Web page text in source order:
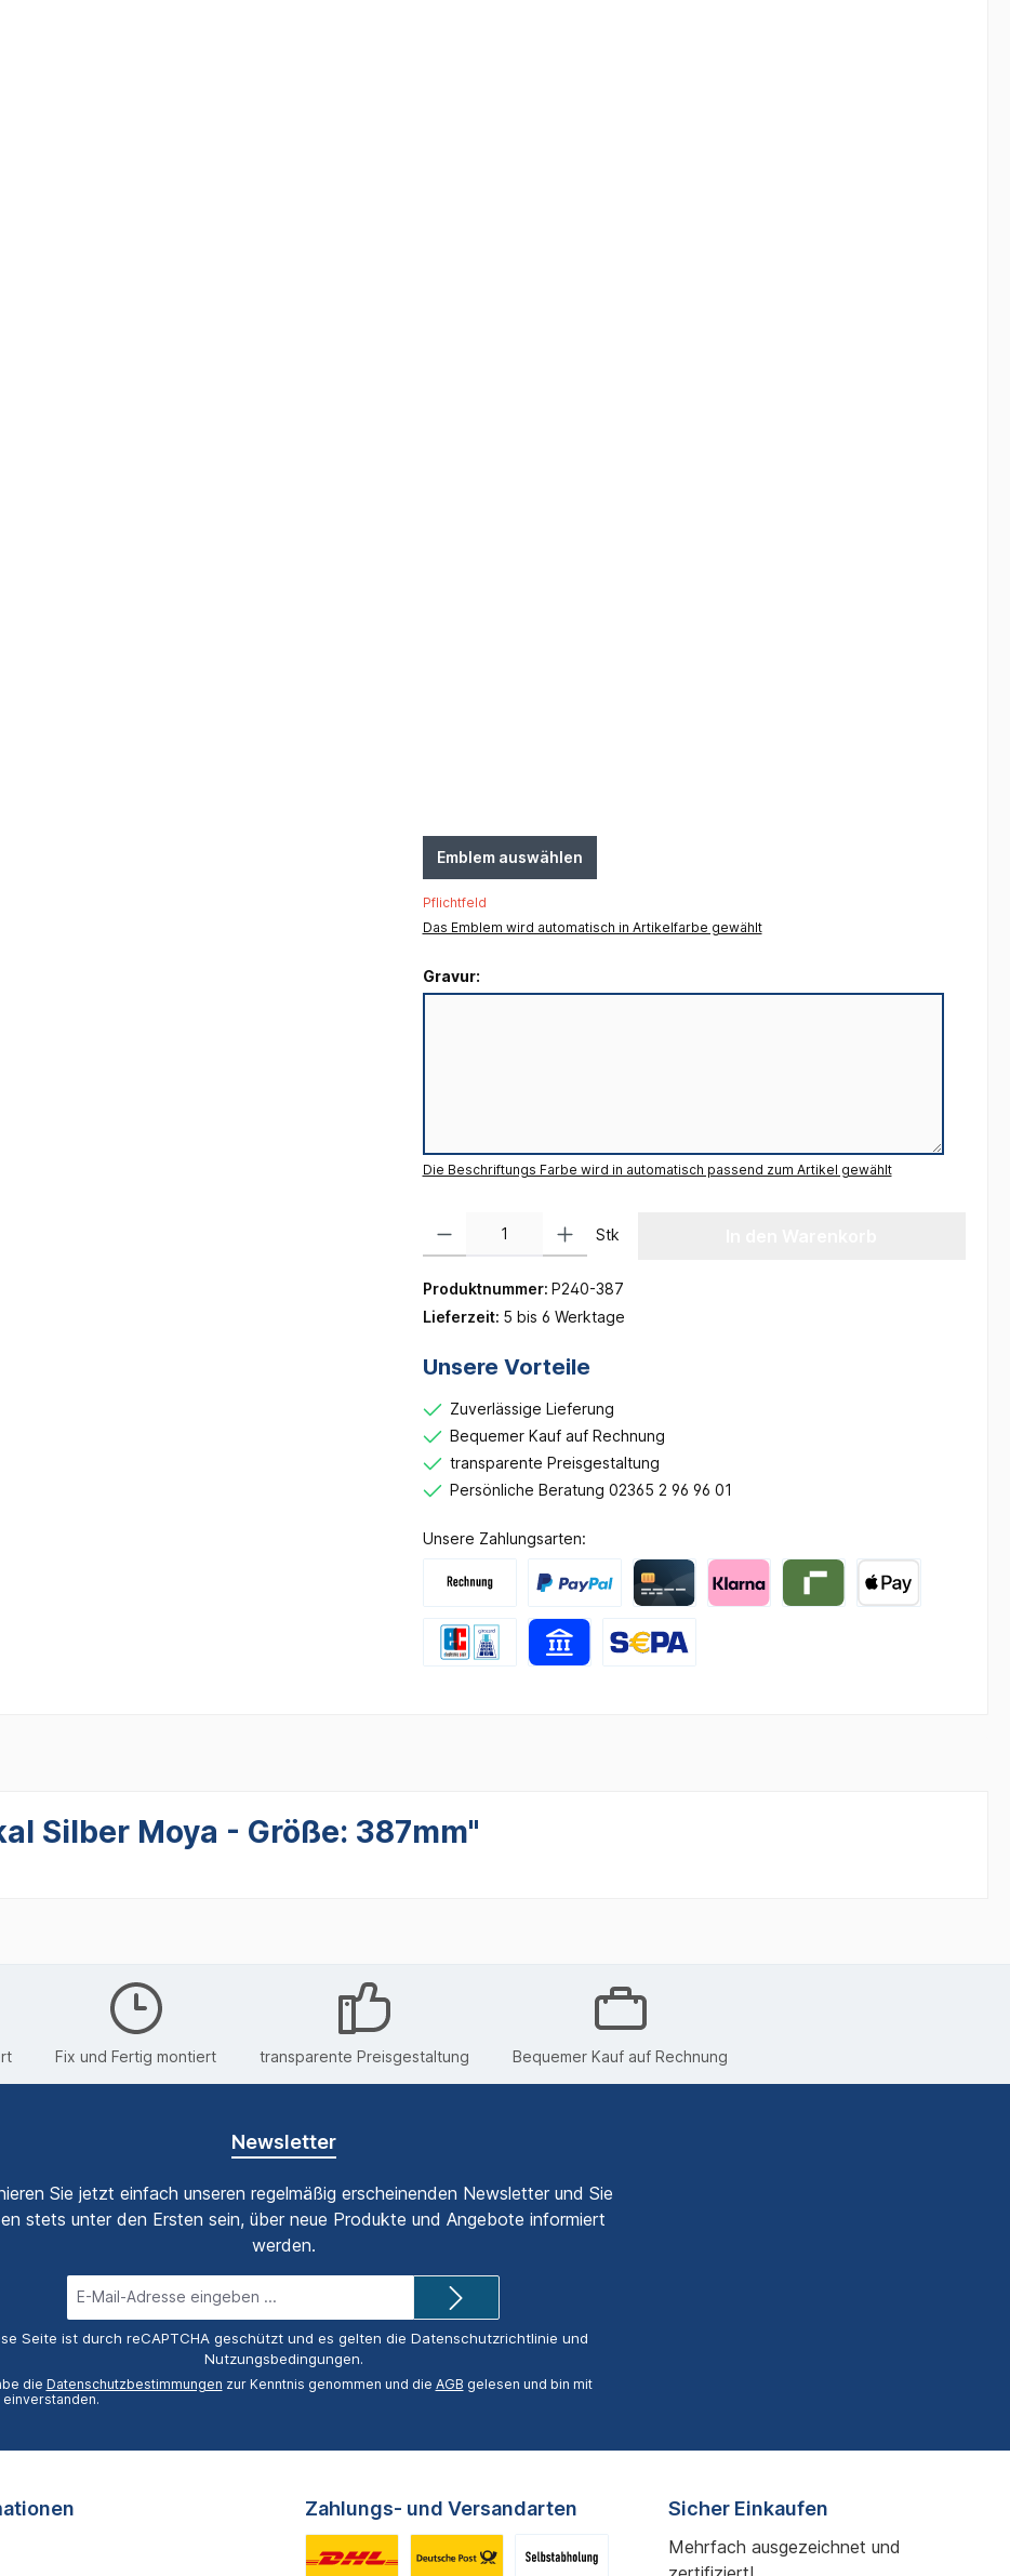
Emblem auswählen
Pflichtfeld
Das Emblem wird automatisch in Artikelfarbe gewählt
Gravur:
Die Beschriftungs Farbe wird in automatisch passend zum Artikel gewählt
Stk
Produktnummer: P240-387
Lieferzeit: 5 bis 6 Werktage
Unsere Vorteile
Zuverlässige Lieferung
Bequemer Kauf auf Rechnung
transparente Preisgestaltung
Persönliche Beratung 02365 2 96 96 01
Unsere Zahlungsarten:
Silber Moya - Größe: 387mm"
Fix und Fertig montiert transparente Preisgestaltung Bequemer Kauf auf Rechnung
Newsletter
Sie jetzt einfach unseren regelmäßig erscheinenden Newsletter und Sie
stets unter den Ersten sein, über neue Produkte und Angebote informiert
werden.
Mail-
Adresse*
Seite ist durch reCAPTCHA geschützt und es gelten die Datenschutzrichtlinie und
Nutzungsbedingungen.
die Datenschutzbestimmungen zur Kenntnis genommen und die AGB gelesen und bin mit
einverstanden.
Zahlungs- und Versandarten Sicher Einkaufen
Mehrfach ausgezeichnet und